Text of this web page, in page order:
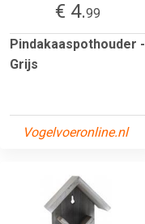
€ 4.99
Pindakaaspothouder -
Grijs
Vogelvoeronline.nl